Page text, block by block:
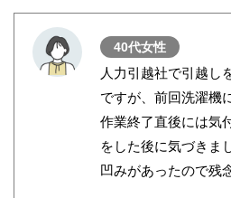
40代女性
人力引越社で引越し
ですが、前回洗濯機
作業終了直後には気
をした後に気づきま
凹みがあったので残